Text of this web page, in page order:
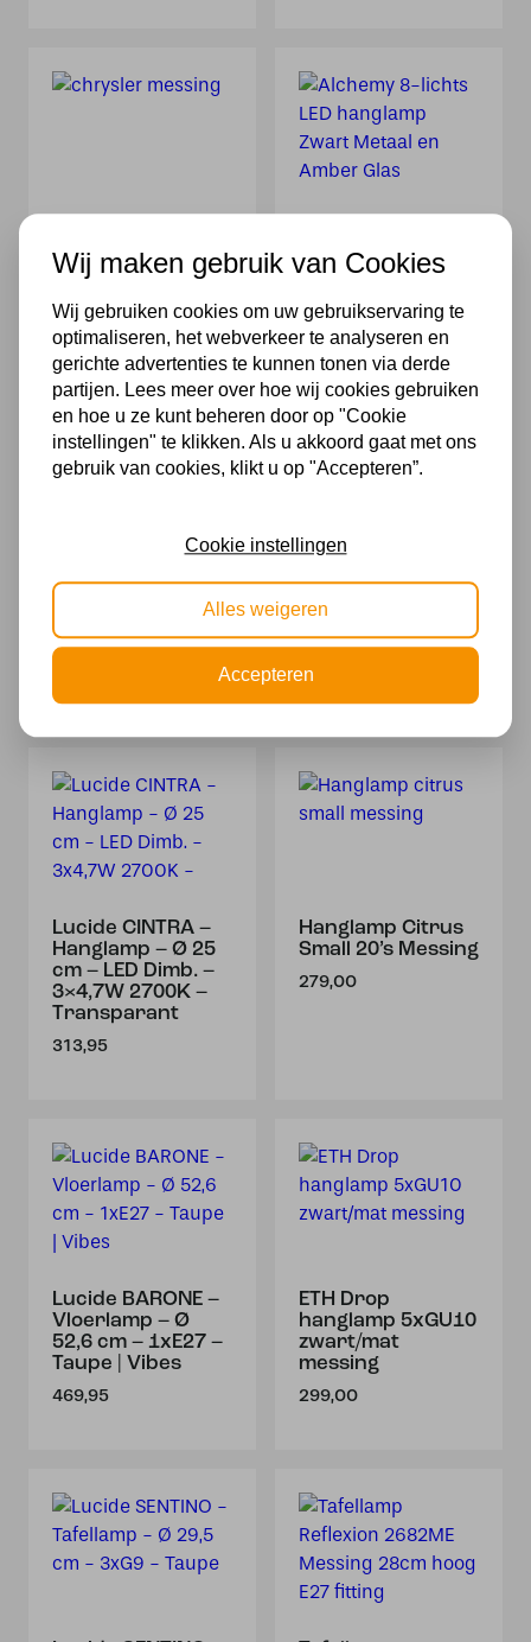
Chrysler 20’s
Messing
292,00
LED hanglamp
Zwart Metaal en
920,00
Hanglamp Bollique
3497ME Messing
69,95
Tafellamp
Messing 23cm
hoog E27 fitting
79,95
Lucide CINTRA –
Hanglamp – Ø 25
cm – LED Dimb. –
3×4,7W 2700K –
Transparant
313,95
Hanglamp Citrus
Small 20’s Messing
279,00
Lucide BARONE –
Vloerlamp – Ø
52,6 cm – 1xE27 –
Taupe | Vibes
469,95
ETH Drop
hanglamp 5xGU10
zwart/mat
messing
299,00
Wij maken gebruik van Cookies
Wij gebruiken cookies om uw gebruikservaring te
optimaliseren, het webverkeer te analyseren en
gerichte advertenties te kunnen tonen via derde
partijen. Lees meer over hoe wij cookies gebruiken
en hoe u ze kunt beheren door op "Cookie
instellingen" te klikken. Als u akkoord gaat met ons
gebruik van cookies, klikt u op "Accepteren”.
Cookie instellingen
Alles weigeren
Accepteren